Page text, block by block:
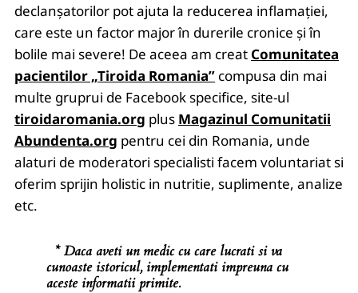
declanșatorilor pot ajuta la reducerea inflamației,
care este un factor major în durerile cronice și în
bolile mai severe! De aceea am creat Comunitatea
pacientilor „Tiroida Romania” compusa din mai
multe gruprui de Facebook specifice, site-ul
tiroidaromania.org plus Magazinul Comunitatii
Abundenta.org pentru cei din Romania, unde
alaturi de moderatori specialisti facem voluntariat si
oferim sprijin holistic in nutritie, suplimente, analize
etc.
* Daca aveti un medic cu care lucrati si va
cunoaste istoricul, implementati impreuna cu
aceste informatii primite.